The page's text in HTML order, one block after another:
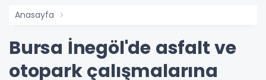
Anasayfa
Bursa İnegöl'de asfalt ve
otopark çalışmalarına